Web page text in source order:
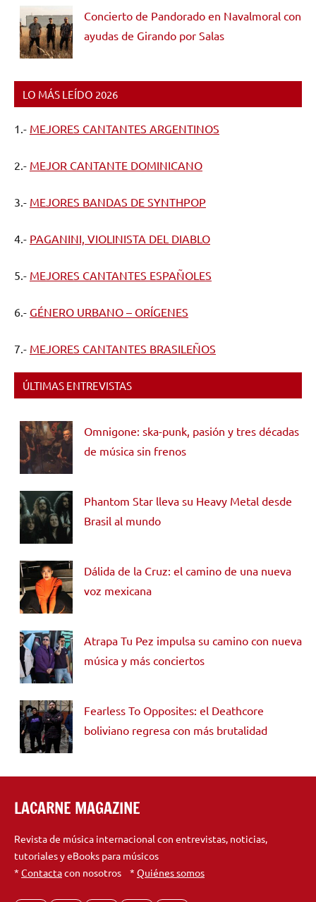
Concierto de Pandorado en Navalmoral con
ayudas de Girando por Salas
LO MÁS LEÍDO 2026
1.- MEJORES CANTANTES ARGENTINOS
2.- MEJOR CANTANTE DOMINICANO
3.- MEJORES BANDAS DE SYNTHPOP
4.- PAGANINI, VIOLINISTA DEL DIABLO
5.- MEJORES CANTANTES ESPAÑOLES
6.- GÉNERO URBANO – ORÍGENES
7.- MEJORES CANTANTES BRASILEÑOS
ÚLTIMAS ENTREVISTAS
Omnigone: ska-punk, pasión y tres décadas
de música sin frenos
Phantom Star lleva su Heavy Metal desde
Brasil al mundo
Dálida de la Cruz: el camino de una nueva
voz mexicana
Atrapa Tu Pez impulsa su camino con nueva
música y más conciertos
Fearless To Opposites: el Deathcore
boliviano regresa con más brutalidad
LACARNE MAGAZINE
Revista de música internacional con entrevistas, noticias,
tutoriales y eBooks para músicos
* Contactacon nosotros * Quiénes somos